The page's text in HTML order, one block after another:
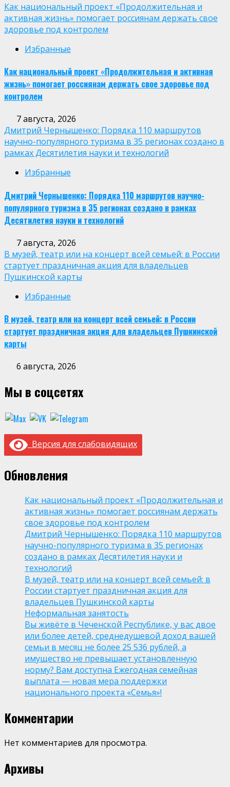
Как национальный проект «Продолжительная и
активная жизнь» помогает россиянам держать свое
здоровье под контролем
Избранные
Как национальный проект «Продолжительная и активная
жизнь» помогает россиянам держать свое здоровье под
контролем
7 августа, 2026
Дмитрий Чернышенко: Порядка 110 маршрутов
научно-популярного туризма в 35 регионах создано в
рамках Десятилетия науки и технологий
Избранные
Дмитрий Чернышенко: Порядка 110 маршрутов научно-
популярного туризма в 35 регионах создано в рамках
Десятилетия науки и технологий
7 августа, 2026
В музей, театр или на концерт всей семьей: в России
стартует праздничная акция для владельцев
Пушкинской карты
Избранные
В музей, театр или на концерт всей семьей: в России
стартует праздничная акция для владельцев Пушкинской
карты
6 августа, 2026
Мы в соцсетях
Версия для слабовидящих
Обновления
Как национальный проект «Продолжительная и
активная жизнь» помогает россиянам держать
свое здоровье под контролем
Дмитрий Чернышенко: Порядка 110 маршрутов
научно-популярного туризма в 35 регионах
создано в рамках Десятилетия науки и
технологий
В музей, театр или на концерт всей семьей: в
России стартует праздничная акция для
владельцев Пушкинской карты
Неформальная занятость
Вы живёте в Чеченской Республике, у вас двое
или более детей, среднедушевой доход вашей
семьи в месяц не более 25 536 рублей, а
имущество не превышает установленную
норму? Вам доступна Ежегодная семейная
выплата — новая мера поддержки
национального проекта «Семья»!
Комментарии
Нет комментариев для просмотра.
Архивы